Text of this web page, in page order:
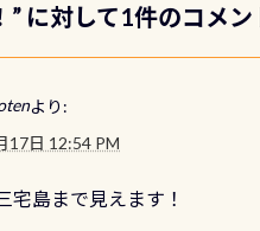
” に対して1件のコメン
より:
17日 12:54 PM
宅島まで見えます！